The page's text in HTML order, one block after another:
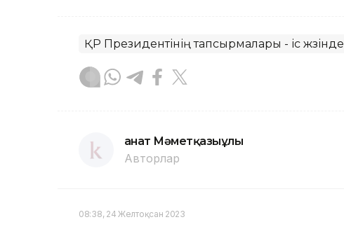
ҚР Президентінің тапсырмалары - іс жүзінде
Қанат Мәметқазыұлы
Авторлар
08:38, 24 Желтоқсан 2023